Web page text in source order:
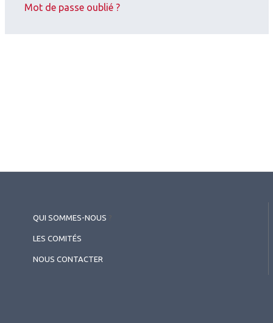
Mot de passe oublié ?
QUI SOMMES-NOUS
LES COMITÉS
NOUS CONTACTER